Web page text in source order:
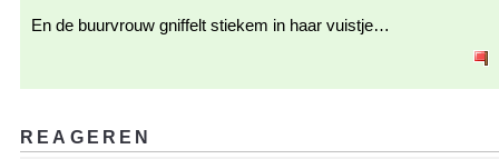
En de buurvrouw gniffelt stiekem in haar vuistje…
REAGEREN